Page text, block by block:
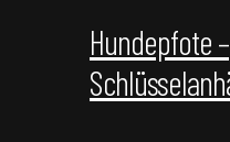
Hundepfote –